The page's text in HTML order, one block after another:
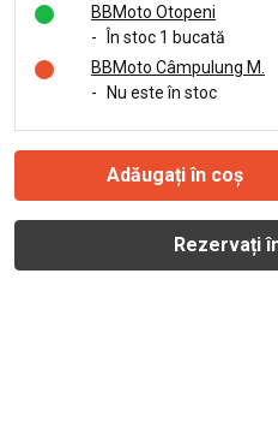
BBMoto Otopeni
-
În stoc 1 bucată
BBMoto Câmpulung M.
-
Nu este în stoc
Adăugați în coș
Rezervați